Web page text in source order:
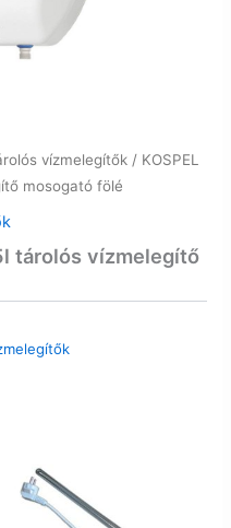
vízmelegítők / KOSPEL
mosogató fölé
tárolós vízmelegítő